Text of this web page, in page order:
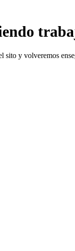
sito y volveremos